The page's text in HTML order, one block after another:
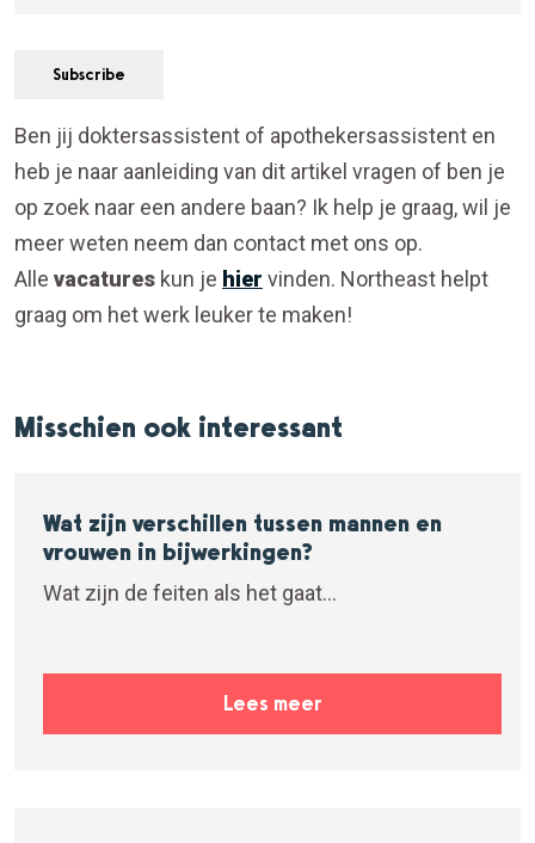
Ben jij doktersassistent of apothekersassistent en
heb je naar aanleiding van dit artikel vragen of ben je
op zoek naar een andere baan? Ik help je graag, wil je
meer weten neem dan contact met ons op.
Alle vacatures kun je hier vinden. Northeast helpt
graag om het werk leuker te maken!
Misschien ook interessant
Wat zijn verschillen tussen mannen en
vrouwen in bijwerkingen?
Wat zijn de feiten als het gaat...
Lees meer